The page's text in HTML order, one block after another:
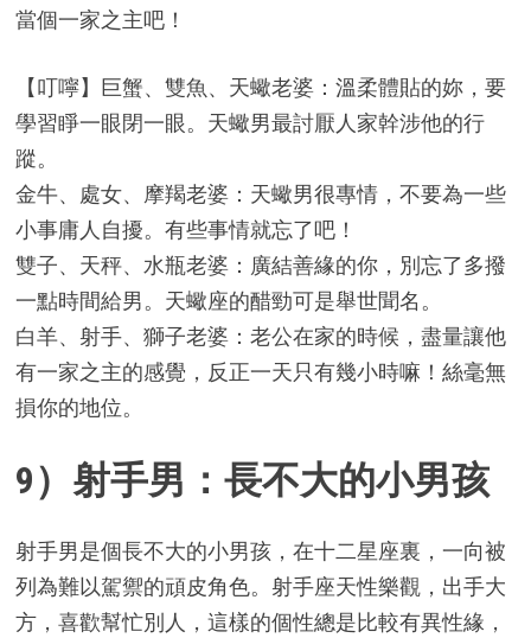
當個一家之主吧！
【叮嚀】巨蟹、雙魚、天蠍老婆：溫柔體貼的妳，要
學習睜一眼閉一眼。天蠍男最討厭人家幹涉他的行
蹤。
金牛、處女、摩羯老婆：天蠍男很專情，不要為一些
小事庸人自擾。有些事情就忘了吧！
雙子、天秤、水瓶老婆：廣結善緣的你，別忘了多撥
一點時間給男。天蠍座的醋勁可是舉世聞名。
白羊、射手、獅子老婆：老公在家的時候，盡量讓他
有一家之主的感覺，反正一天只有幾小時嘛！絲毫無
損你的地位。
9）射手男：長不大的小男孩
射手男是個長不大的小男孩，在十二星座裏，一向被
列為難以駕禦的頑皮角色。射手座天性樂觀，出手大
方，喜歡幫忙別人，這樣的個性總是比較有異性緣，